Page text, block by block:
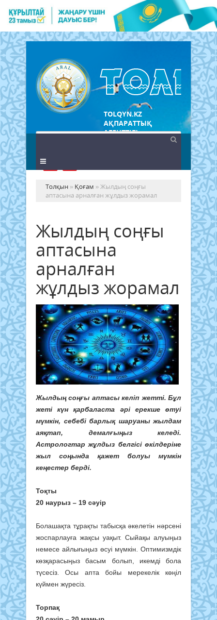
TOLQYN.KZ
АҚПАРАТТЫҚ
АГЕНТТІГІ
Толқын » Қоғам » Жылдың соңғы
аптасына арналған жұлдыз жорамал
Жылдың соңғы
аптасына
арналған
жұлдыз жорамал
Жылдың соңғы аптасы келіп жетті. Бұл
жеті күн қарбаласта әрі ерекше өтуі
мүмкін, себебі барлық шаруаны жылдам
аяқтап, демалғыңыз келеді.
Астрологтар жұлдыз белгісі өкілдеріне
жыл соңында қажет болуы мүмкін
кеңестер берді.
Тоқты
20 наурыз – 19 сәуір
Болашақта тұрақты табысқа әкелетін нәрсені
жоспарлауға жақсы уақыт. Сыйақы алуыңыз
немесе айлығыңыз өсуі мүмкін. Оптимизмдік
көзқарасыңыз басым болып, икемді бола
түсесіз. Осы апта бойы мерекелік көңіл
күймен жүресіз.
Торпақ